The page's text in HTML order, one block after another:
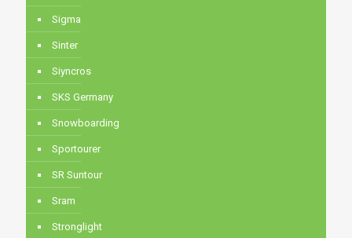
Sigma
Sinter
Siyncros
SKS Germany
Snowboarding
Sportourer
SR Suntour
Sram
Stronglight